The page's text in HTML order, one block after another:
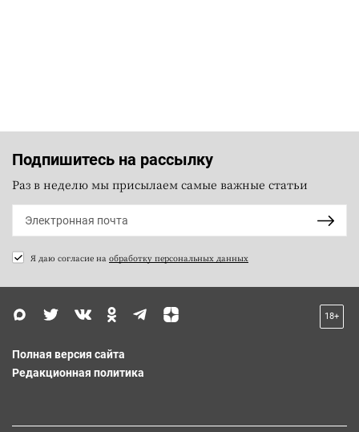
Подпишитесь на рассылку
Раз в неделю мы присылаем самые важные статьи
Я даю согласие на обработку персональных данных
18+
Полная версия сайта
Редакционная политика